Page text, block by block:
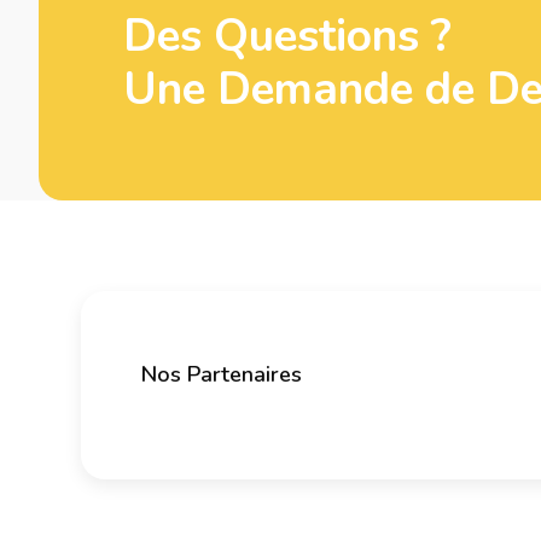
Des Questions ?
Une Demande de
Nos Partenaires